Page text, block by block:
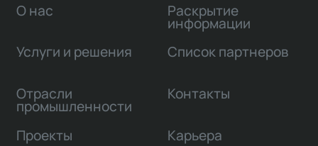
О нас
Услуги и решения
Отрасли
промышленности
Проекты
Раскрытие
информации
Список партнеров
Контакты
Карьера